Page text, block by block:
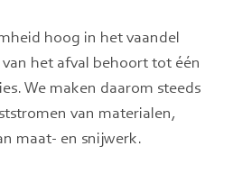
hoog in het vaandel
het afval behoort tot één
We maken daarom steeds
van materialen,
maat- en snijwerk.